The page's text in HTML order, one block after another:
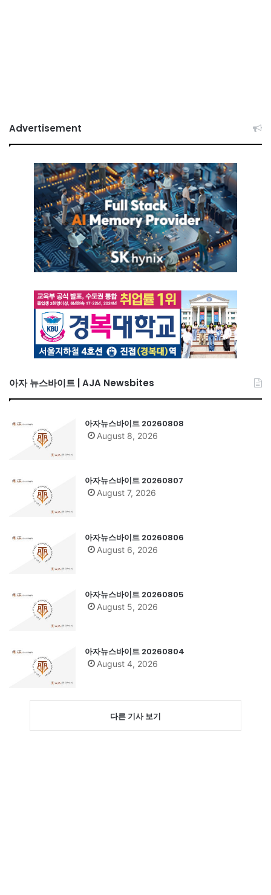
Advertisement
아자 뉴스바이트 | AJA Newsbites
아자뉴스바이트 20260808
August 8, 2026
아자뉴스바이트 20260807
August 7, 2026
아자뉴스바이트 20260806
August 6, 2026
아자뉴스바이트 20260805
August 5, 2026
아자뉴스바이트 20260804
August 4, 2026
다른 기사 보기